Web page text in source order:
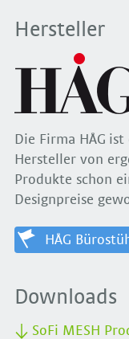
Hersteller
Die Firma HÅG
Hersteller von
Produkte schon
Designpreise
HÅG
Downloads
SoFi MESH